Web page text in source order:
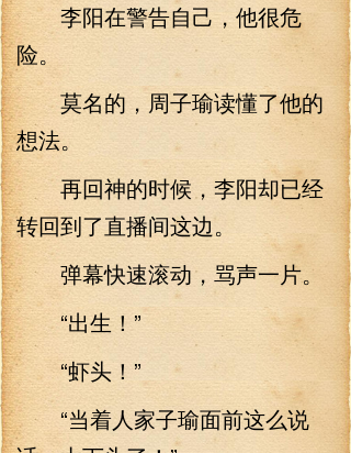
李阳在警告自己，他很危
险。
莫名的，周子瑜读懂了他的
想法。
再回神的时候，李阳却已经
转回到了直播间这边。
弹幕快速滚动，骂声一片。
“出生！”
“虾头！”
“当着人家子瑜面前这么说